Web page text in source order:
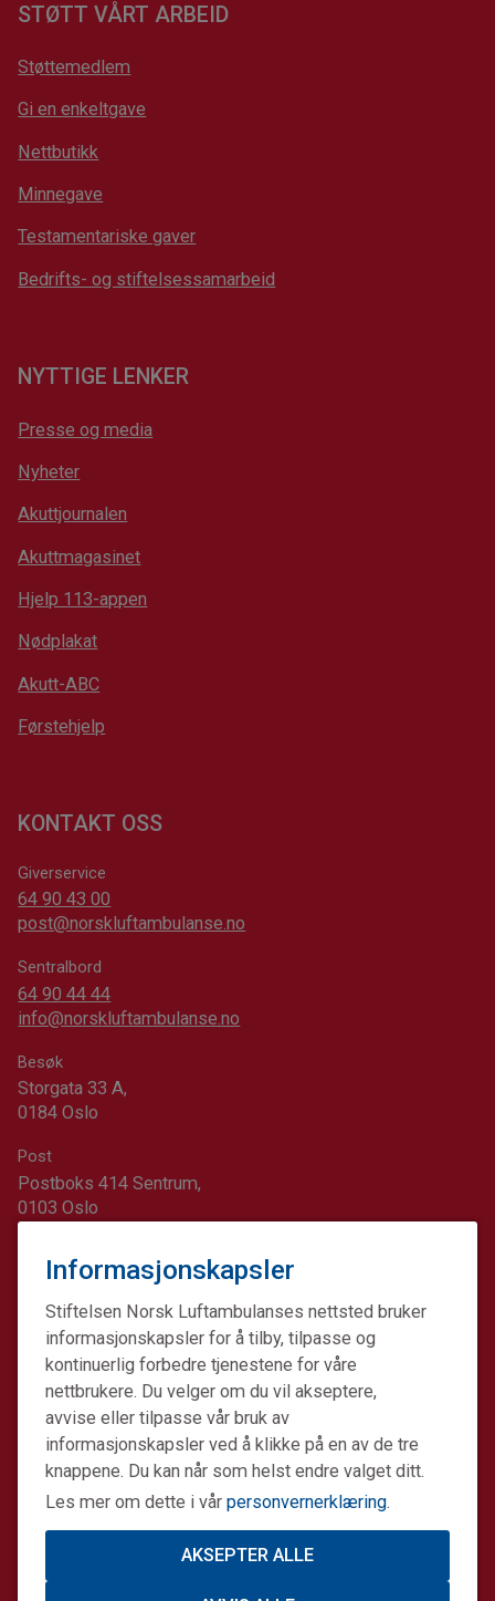
Informasjonskapsler
Stiftelsen Norsk Luftambulanses nettsted bruker
informasjonskapsler for å tilby, tilpasse og
kontinuerlig forbedre tjenestene for våre
nettbrukere. Du velger om du vil akseptere,
avvise eller tilpasse vår bruk av
informasjonskapsler ved å klikke på en av de tre
knappene. Du kan når som helst endre valget ditt.
Les mer om dette i vår personvernerklæring.
AKSEPTER ALLE
STØTT VÅRT ARBEID
Støttemedlem
Gi en enkeltgave
Nettbutikk
Minnegave
Testamentariske gaver
Bedrifts- og stiftelsessamarbeid
NYTTIGE LENKER
Presse og media
Nyheter
Akuttjournalen
Akuttmagasinet
Hjelp 113-appen
Nødplakat
Akutt-ABC
Førstehjelp
KONTAKT OSS
Giverservice
64 90 43 00
post@norskluftambulanse.no
Sentralbord
64 90 44 44
info@norskluftambulanse.no
Besøk
Storgata 33 A,
0184 Oslo
Post
Postboks 414 Sentrum,
0103 Oslo
1617.20.74689